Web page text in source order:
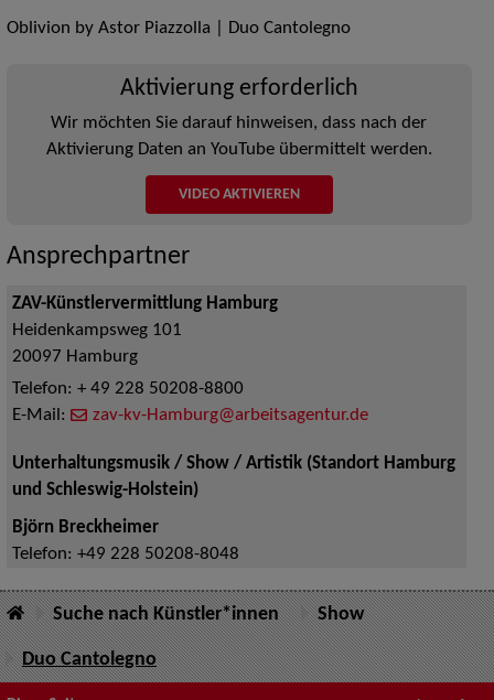
Oblivion by Astor Piazzolla | Duo Cantolegno
Aktivierung erforderlich
Wir möchten Sie darauf hinweisen, dass nach der
Aktivierung Daten an YouTube übermittelt werden.
VIDEO AKTIVIEREN
Ansprechpartner
ZAV-Künstlervermittlung Hamburg
Heidenkampsweg 101
20097 Hamburg
Telefon: + 49 228 50208-8800
E-Mail:
zav-kv-Hamburg@arbeitsagentur.de
Unterhaltungsmusik / Show / Artistik (Standort Hamburg
und Schleswig-Holstein)
Björn Breckheimer
Telefon: +49 228 50208-8048
Suche nach Künstler*innen Show
Duo Cantolegno